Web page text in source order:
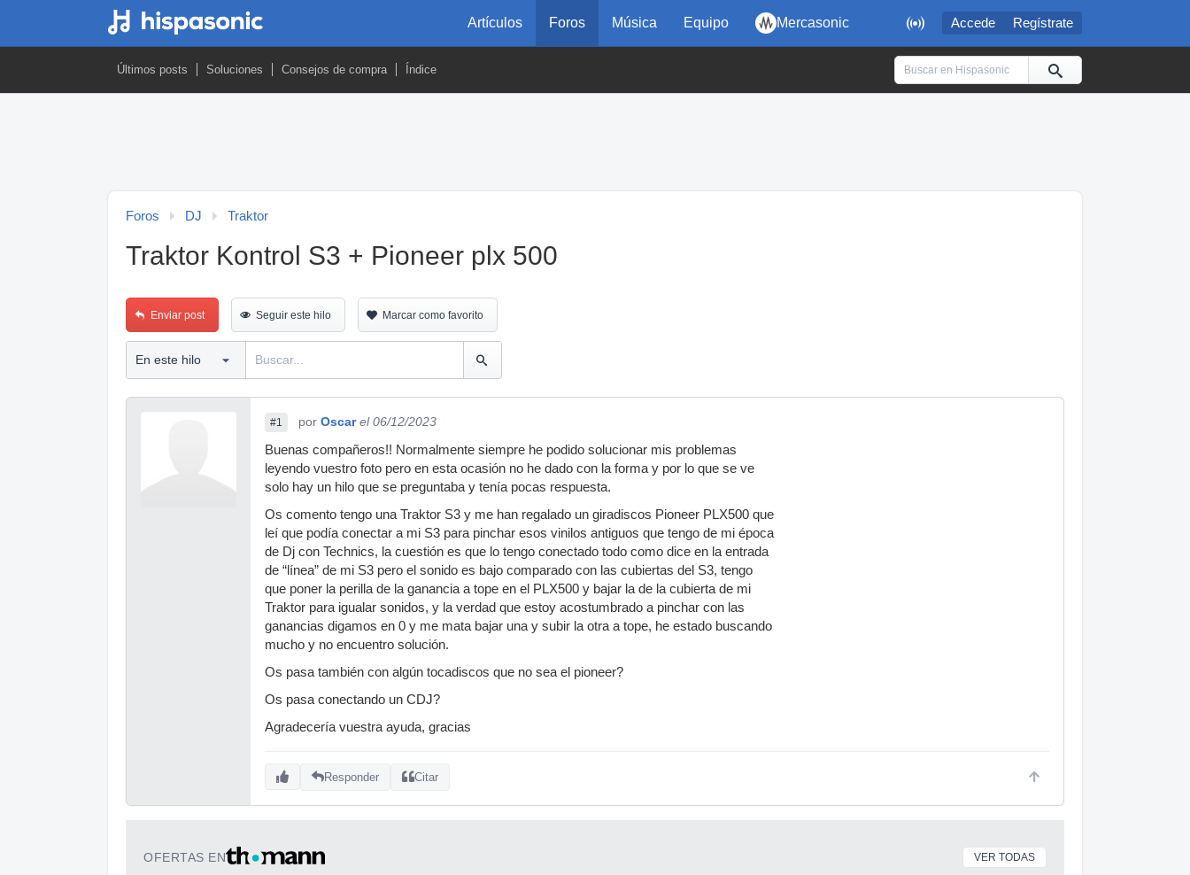
 Accede Regístrate
Artículos Foros Música Equipo Mercasonic
Últimos posts Soluciones Consejos de compra Índice
Foros DJ Traktor
Traktor Kontrol S3 + Pioneer plx 500
Enviar post Seguir este hilo Marcar como favorito
#1 por Oscar el 06/12/2023
Buenas compañeros!! Normalmente siempre he podido solucionar mis problemas
leyendo vuestro foto pero en esta ocasión no he dado con la forma y por lo que se ve
solo hay un hilo que se preguntaba y tenía pocas respuesta.
Os comento tengo una Traktor S3 y me han regalado un giradiscos Pioneer PLX500 que
leí que podía conectar a mi S3 para pinchar esos vinilos antiguos que tengo de mi época
de Dj con Technics, la cuestión es que lo tengo conectado todo como dice en la entrada
de “línea” de mi S3 pero el sonido es bajo comparado con las cubiertas del S3, tengo
que poner la perilla de la ganancia a tope en el PLX500 y bajar la de la cubierta de mi
Traktor para igualar sonidos, y la verdad que estoy acostumbrado a pinchar con las
ganancias digamos en 0 y me mata bajar una y subir la otra a tope, he estado buscando
mucho y no encuentro solución.
Os pasa también con algún tocadiscos que no sea el pioneer?
Os pasa conectando un CDJ?
Agradecería vuestra ayuda, gracias
Responder Citar
OFERTAS EN VER TODAS